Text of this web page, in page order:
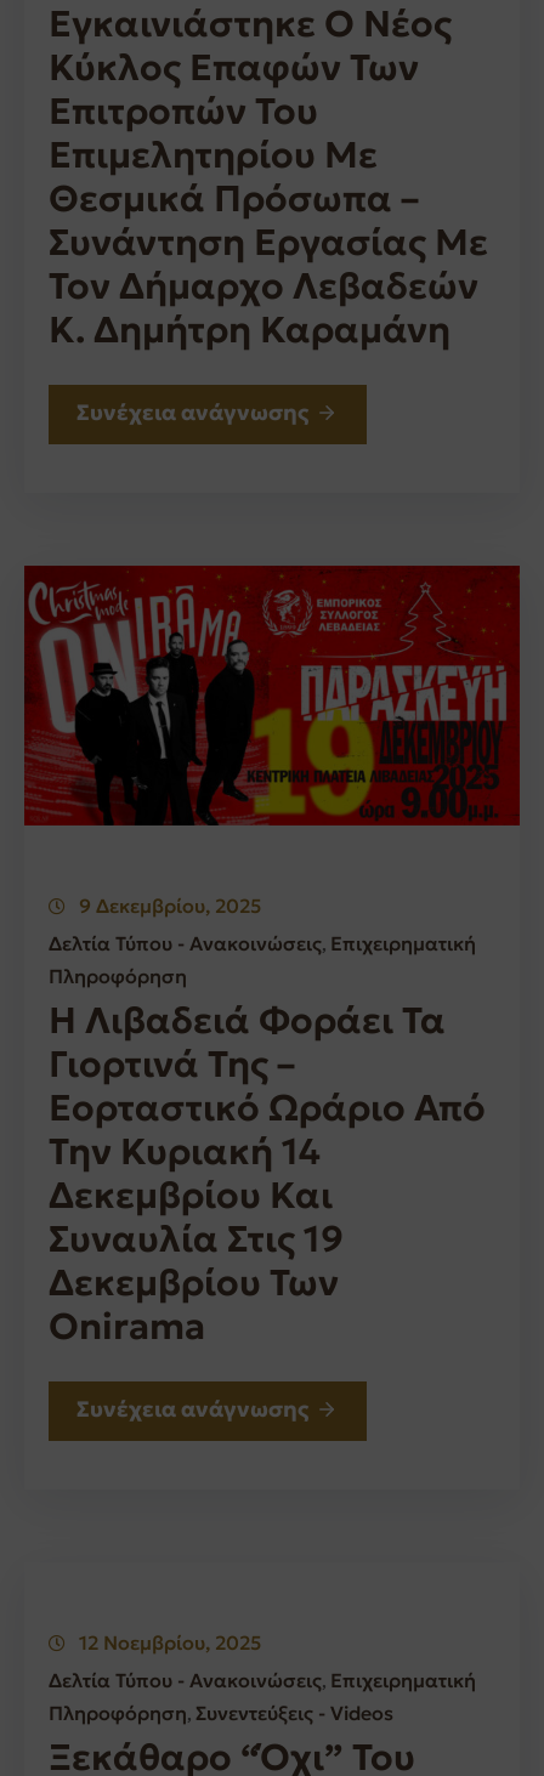
Εγκαινιάστηκε Ο Νέος
Κύκλος Επαφών Των
Επιτροπών Του
Επιμελητηρίου Με
Θεσμικά Πρόσωπα –
Συνάντηση Εργασίας Με
Τον Δήμαρχο Λεβαδεών
Κ. Δημήτρη Καραμάνη
Συνέχεια ανάγνωσης
9 Δεκεμβρίου, 2025
Δελτία Τύπου - Ανακοινώσεις‚ Επιχειρηματική
Πληροφόρηση
Η Λιβαδειά Φοράει Τα
Γιορτινά Της –
Εορταστικό Ωράριο Από
Την Κυριακή 14
Δεκεμβρίου Και
Συναυλία Στις 19
Δεκεμβρίου Των
Onirama
Συνέχεια ανάγνωσης
12 Νοεμβρίου, 2025
Δελτία Τύπου - Ανακοινώσεις‚ Επιχειρηματική
Πληροφόρηση‚ Συνεντεύξεις - Videos
Ξεκάθαρο “όχι” Του